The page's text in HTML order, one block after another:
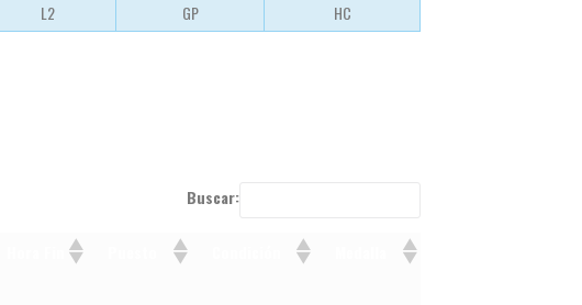
L2 GP HC
Buscar: